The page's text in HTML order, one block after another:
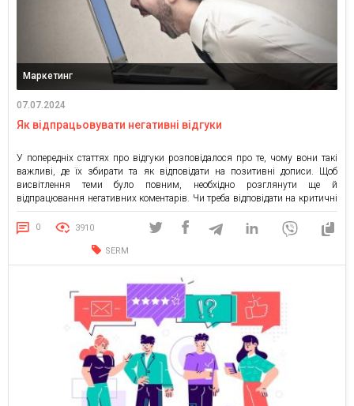
Маркетинг
07.07.2024
Як відпрацьовувати негативні відгуки
У попередніх статтях про відгуки розповідалося про те, чому вони такі
важливі, де їх збирати та як відповідати на позитивні дописи. Щоб
висвітлення теми було повним, необхідно розглянути ще й
відпрацювання негативних коментарів. Чи треба відповідати на критичні
дописи? А що, негативні теж будуть? Звичайно! Всі люди різні, догодити
кожному неможливо, жодне підприємство не може […]
0 3910
SERM